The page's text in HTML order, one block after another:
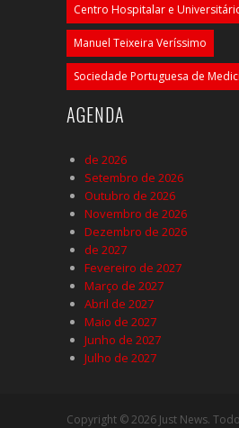
Centro Hospitalar e
Manuel Teixeira Veríssimo
Sociedade Portuguesa de
AGENDA
de 2026
Setembro de 2026
Outubro de 2026
Novembro de 2026
Dezembro de 2026
de 2027
Fevereiro de 2027
Março de 2027
Abril de 2027
Maio de 2027
Junho de 2027
Julho de 2027
Copyright © 2026 Just News.